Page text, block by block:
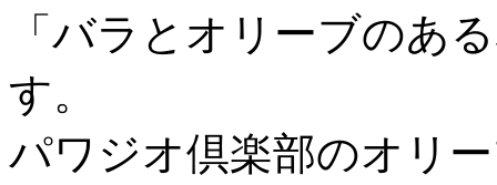
「バラとオリーブのあ
す。
パワジオ倶楽部のオリ